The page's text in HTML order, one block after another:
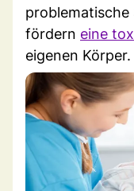
fördern eine
eigenen Körper.